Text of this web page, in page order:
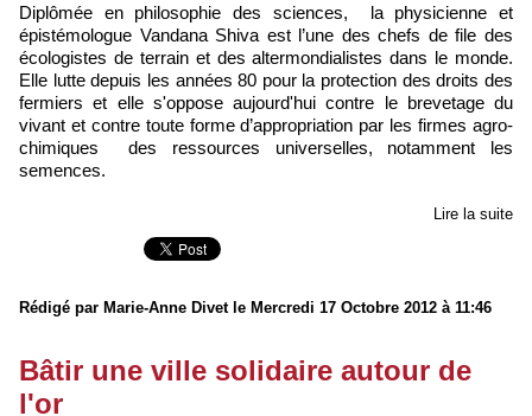
Diplômée en philosophie des sciences, la physicienne et
épistémologue Vandana Shiva est l’une des chefs de file des
écologistes de terrain et des altermondialistes dans le monde.
Elle lutte depuis les années 80 pour la protection des droits des
fermiers et elle s'oppose aujourd'hui contre le brevetage du
vivant et contre toute forme d’appropriation par les firmes agro-
chimiques des ressources universelles, notamment les
semences.
Lire la suite
Rédigé par Marie-Anne Divet le Mercredi 17 Octobre 2012 à 11:46
Bâtir une ville solidaire autour de
l'or